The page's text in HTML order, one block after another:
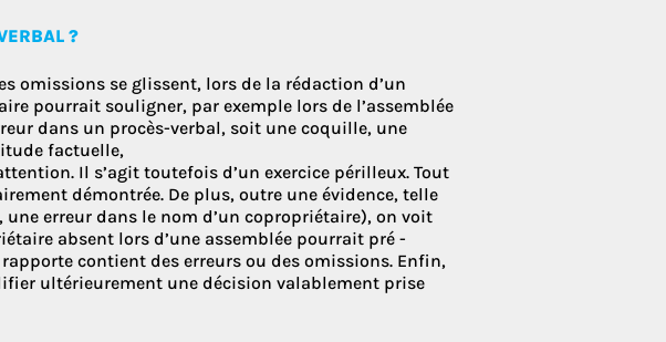
?
omissions se glissent, lors de la rédaction d’un
pourrait souligner, par exemple lors de l’assemblée
dans un procès-verbal, soit une coquille, une
factuelle,
Il s’agit toutefois d’un exercice périlleux. Tout
démontrée. De plus, outre une évidence, telle
erreur dans le nom d’un copropriétaire), on voit
absent lors d’une assemblée pourrait pré -
contient des erreurs ou des omissions. Enfin,
ultérieurement une décision valablement prise